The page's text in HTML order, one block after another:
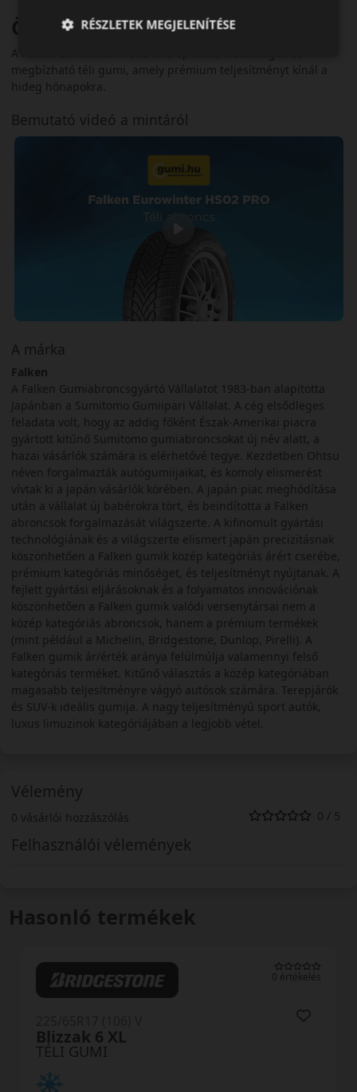
Összegzés
A Falken Eurowinter HS02 PRO sportos, biztonságos és
megbízható téli gumi, amely prémium teljesítményt kínál a
hideg hónapokra.
Bemutató videó a mintáról
A márka
Falken
A Falken Gumiabroncsgyártó Vállalatot 1983-ban alapította
Japánban a Sumitomo Gumiipari Vállalat. A cég elsődleges
feladata volt, hogy az addig főként Észak-Amerikai piacra
gyártott kitűnő Sumitomo gumiabroncsokat új név alatt, a
hazai vásárlók számára is elérhetővé tegye. Kezdetben Ohtsu
néven forgalmazták autógumiijaikat, és komoly elismerést
vívtak ki a japán vásárlók körében. A japán piac meghódítása
után a vállalat új babérokra tört, és beindította a Falken
abroncsok forgalmazását világszerte. A kifinomult gyártási
technológiának és a világszerte elismert japán precizitásnak
köszönhetően a Falken gumik közép kategóriás árért cserébe,
prémium kategóriás minőséget, és teljesítményt nyújtanak. A
fejlett gyártási eljárásoknak és a folyamatos innovációnak
köszönhetően a Falken gumik valódi versenytársai nem a
közép kategóriás abroncsok, hanem a prémium termékek
(mint például a Michelin, Bridgestone, Dunlop, Pirelli). A
Falken gumik ár/érték aránya felülmúlja valamennyi felső
kategóriás terméket. Kitűnő választás a közép kategóriában
magasabb teljesítményre vágyó autósok számára. Terepjárók
és SUV-k ideális gumija. A nagy teljesítményű sport autók,
luxus limuzinok kategóriájában a legjobb vétel.
Vélemény
0 vásárlói hozzászólás 0 / 5
Felhasználói vélemények
Hasonló termékek
0 értékelés
TÉLI GUMI
Blizzak 6 XL
RÉSZLETEK MEGJELENÍTÉSE